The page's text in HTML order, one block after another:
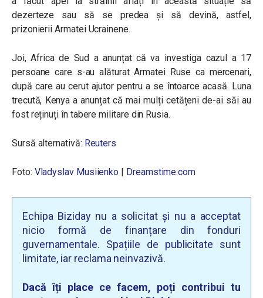
dezerteze sau să se predea și să devină, astfel,
prizonierii Armatei Ucrainene.
Joi, Africa de Sud a anunțat că va investiga cazul a 17
persoane care s-au alăturat Armatei Ruse ca mercenari,
după care au cerut ajutor pentru a se întoarce acasă. Luna
trecută, Kenya a anunțat că mai mulți cetățeni de-ai săi au
fost reținuți în tabere militare din Rusia.
Sursă alternativă: Reuters
Foto: Vladyslav Musiienko | Dreamstime.com
Echipa Biziday nu a solicitat și nu a acceptat
nicio formă de finanțare din fonduri
guvernamentale. Spațiile de publicitate sunt
limitate, iar reclama neinvazivă.
Dacă îți place ce facem, poți contribui tu